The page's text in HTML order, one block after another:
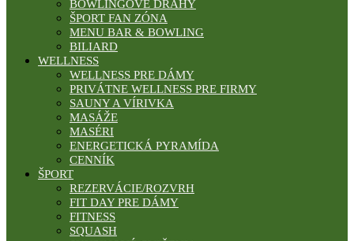
BOWLINGOVÉ DRÁHY
ŠPORT FAN ZÓNA
MENU BAR & BOWLING
BILIARD
WELLNESS
WELLNESS PRE DÁMY
PRIVÁTNE WELLNESS PRE FIRMY
SAUNY A VÍRIVKA
MASÁŽE
MASÉRI
ENERGETICKÁ PYRAMÍDA
CENNÍK
ŠPORT
REZERVÁCIE/ROZVRH
FIT DAY PRE DÁMY
FITNESS
SQUASH